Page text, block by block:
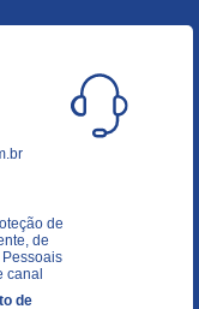
de
de
canal
de